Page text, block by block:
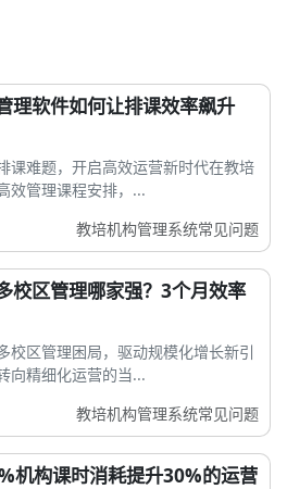
理软件如何让排课效率飙升
课难题，开启高效运营新时代在教培
效管理课程安排，...
教培机构管理系统常见问题
校区管理哪家强？3个月效率
校区管理困局，驱动规模化增长新引
向精细化运营的当...
教培机构管理系统常见问题
机构课时消耗提升30%的运营